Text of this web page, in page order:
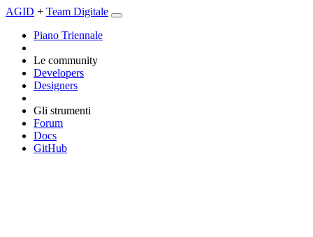
AGID + Team Digitale
Piano Triennale
Le community
Developers
Designers
Gli strumenti
Forum
Docs
GitHub